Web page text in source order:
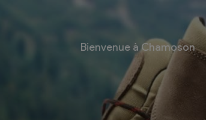
Bienvenue à Chamoson